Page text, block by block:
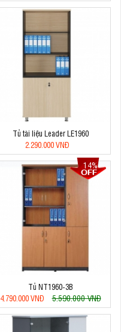
Tủ tài liệu Leader LE1960
2.290.000 VNĐ
14%
Tủ NT1960-3B
4.790.000 VNĐ
5.590.000 VNĐ